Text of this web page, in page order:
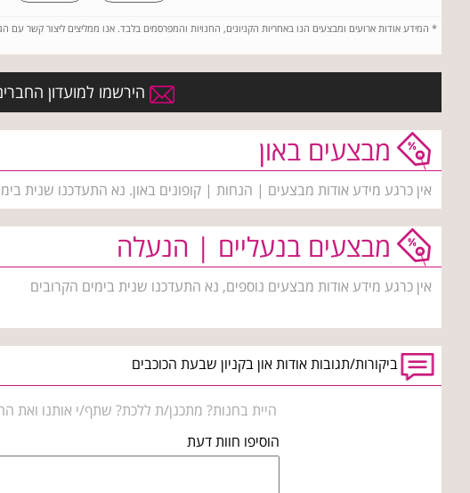
* המידע אודות ארועים ומבצעים הנו באחריות הקניונים, החנויות והמפרסמים בלבד. אנו ממליצים ליצור קשר עם
הירשמו למועדון
מבצעים באון
אין כרגע מידע אודות מבצעים | הנחות | קופונים באון. נא התעדכנו שנית
מבצעים בנעליים | הנעלה
אין כרגע מידע אודות מבצעים נוספים, נא התעדכנו שנית בימים הקרובים
ביקורות/תגובות אודות און בקניון שבעת הכוכבים
היית בחנות? מתכנן/ת ללכת? שתף/י אותנו ואת
הוסיפו חוות דעת